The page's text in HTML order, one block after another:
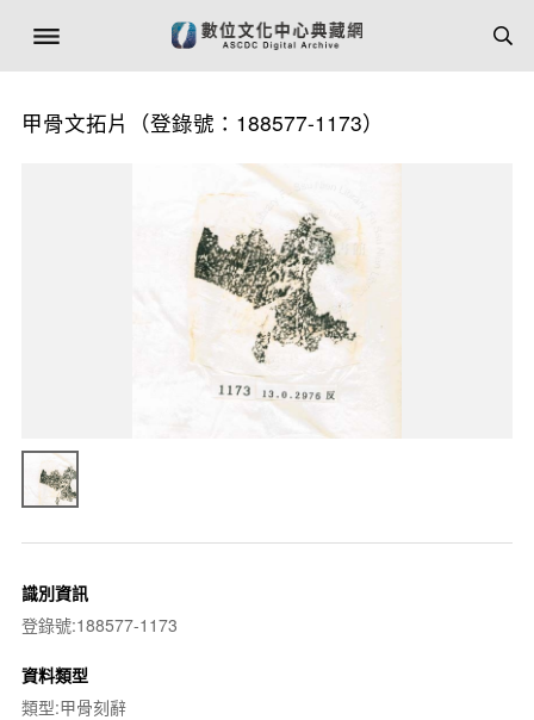
甲骨文拓片（登錄號：188577-1173）
識別資訊
登錄號:188577-1173
資料類型
類型:甲骨刻辭